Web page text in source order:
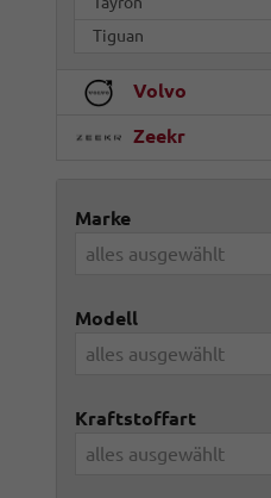
Tiguan
Volvo
Zeekr
Marke
alles ausgewählt
Modell
alles ausgewählt
Kraftstoffart
alles ausgewählt